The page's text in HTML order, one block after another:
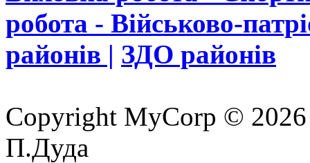
робота - Військово-
районів | ЗДО районів
Copyright MyCorp © 2026
П.Дуда